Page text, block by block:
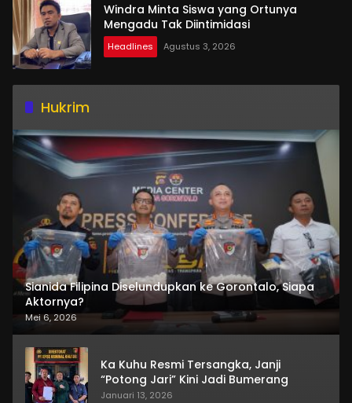
Windra Minta Siswa yang Ortunya
Mengadu Tak Diintimidasi
Headlines Agustus 3, 2026
Hukrim
Sianida Filipina Diselundupkan ke Gorontalo, Siapa
Aktornya?
Mei 6, 2026
Ka Kuhu Resmi Tersangka, Janji
“Potong Jari” Kini Jadi Bumerang
Januari 13, 2026